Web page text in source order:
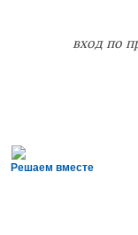
вход по
Решаем вместе